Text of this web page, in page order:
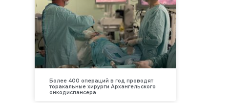
Более 400 операций в год проводят
торакальные хирурги Архангельского
онкодиспансера